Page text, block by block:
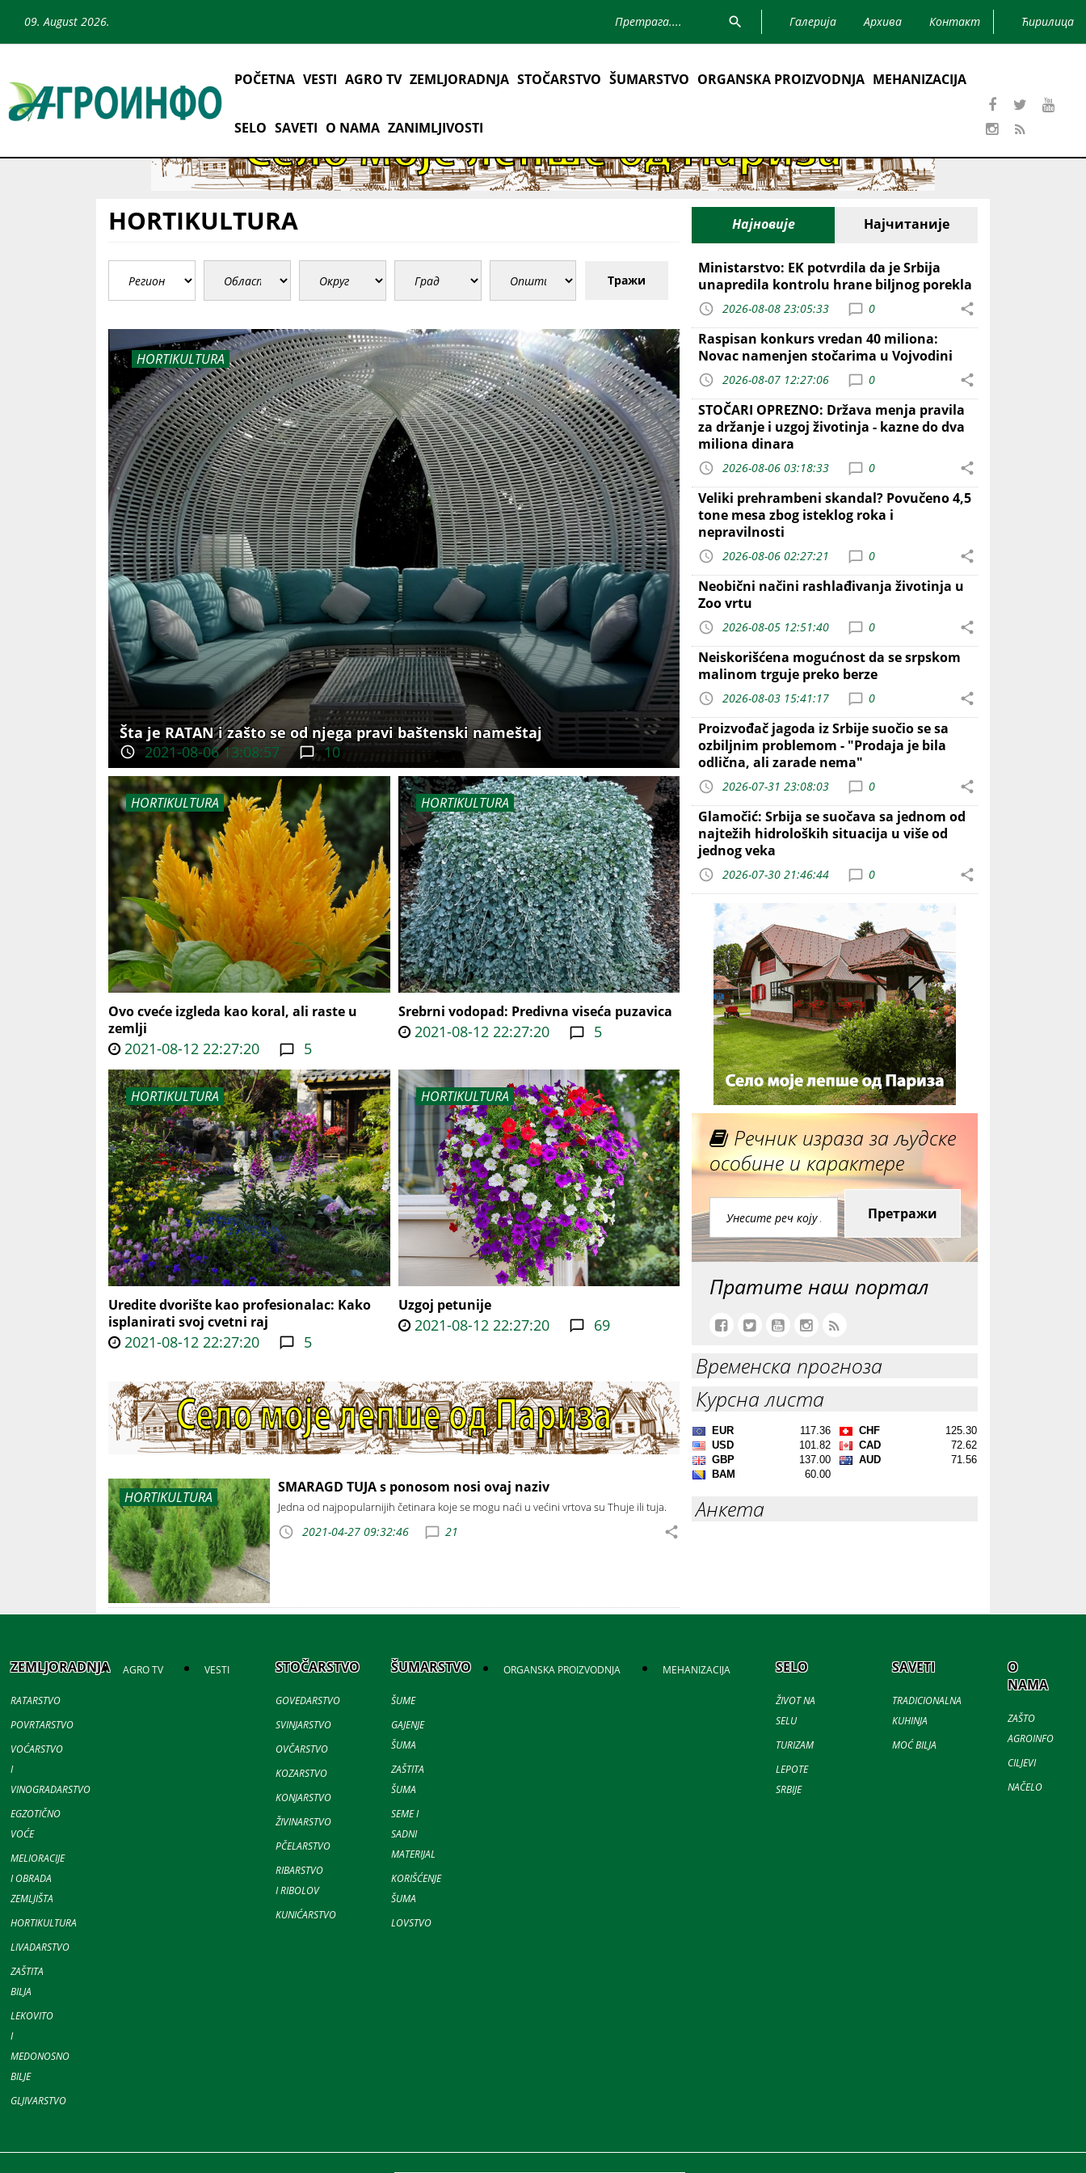
09. August 2026. Галерија Архива Контакт Ћирилица
POČETNA VESTI AGRO TV ZEMLJORADNJA STOČARSTVO ŠUMARSTVO ORGANSKA PROIZVODNJA MEHANIZACIJA
SELO SAVETI O NAMA ZANIMLJIVOSTI
HORTIKULTURA
Тражи
HORTIKULTURA
Šta je RATAN i zašto se od njega pravi baštenski nameštaj
2021-08-06 13:08:57
10
HORTIKULTURA
Ovo cveće izgleda kao koral, ali raste u
zemlji
2021-08-12 22:27:20 5
HORTIKULTURA
Srebrni vodopad: Predivna viseća puzavica
2021-08-12 22:27:20 5
HORTIKULTURA
Uredite dvorište kao profesionalac: Kako
isplanirati svoj cvetni raj
2021-08-12 22:27:20 5
HORTIKULTURA
Uzgoj petunije
2021-08-12 22:27:20 69
HORTIKULTURA
SMARAGD TUJA s ponosom nosi ovaj naziv
Jedna od najpopularnijih četinara koje se mogu naći u većini vrtova su Thuje ili tuja.
2021-04-27 09:32:46 21
Најновије Најчитаније
Ministarstvo: EK potvrdila da je Srbija
unapredila kontrolu hrane biljnog porekla
2026-08-08 23:05:33 0
Raspisan konkurs vredan 40 miliona:
Novac namenjen stočarima u Vojvodini
2026-08-07 12:27:06 0
STOČARI OPREZNO: Država menja pravila
za držanje i uzgoj životinja - kazne do dva
miliona dinara
2026-08-06 03:18:33 0
Veliki prehrambeni skandal? Povučeno 4,5
tone mesa zbog isteklog roka i
nepravilnosti
2026-08-06 02:27:21 0
Neobični načini rashlađivanja životinja u
Zoo vrtu
2026-08-05 12:51:40 0
Neiskorišćena mogućnost da se srpskom
malinom trguje preko berze
2026-08-03 15:41:17 0
Proizvođač jagoda iz Srbije suočio se sa
ozbiljnim problemom - "Prodaja je bila
odlična, ali zarade nema"
2026-07-31 23:08:03 0
Glamočić: Srbija se suočava sa jednom od
najtežih hidroloških situacija u više od
jednog veka
2026-07-30 21:46:44 0
Речник израза за људске
особине и карактере
Претражи
Пратите наш портал
Временска прогноза
Курсна листа
Анкета
ZEMLJORADNJA
RATARSTVO
POVRTARSTVO
VOĆARSTVO
I
VINOGRADARSTVO
EGZOTIČNO
VOĆE
MELIORACIJE
I OBRADA
ZEMLJIŠTA
HORTIKULTURA
LIVADARSTVO
ZAŠTITA
BILJA
LEKOVITO
I
MEDONOSNO
BILJE
GLJIVARSTVO
AGRO TV VESTI STOČARSTVO
GOVEDARSTVO
SVINJARSTVO
OVČARSTVO
KOZARSTVO
KONJARSTVO
ŽIVINARSTVO
PČELARSTVO
RIBARSTVO
I RIBOLOV
KUNIĆARSTVO
ŠUMARSTVO
ŠUME
GAJENJE
ŠUMA
ZAŠTITA
ŠUMA
SEME I
SADNI
MATERIJAL
KORIŠĆENJE
ŠUMA
LOVSTVO
ORGANSKA PROIZVODNJA MEHANIZACIJA SELO
ŽIVOT NA
SELU
TURIZAM
LEPOTE
SRBIJE
SAVETI
TRADICIONALNA
KUHINJA
MOĆ BILJA
O
NAMA
ZAŠTO
AGROINFO
CILJEVI
NAČELO